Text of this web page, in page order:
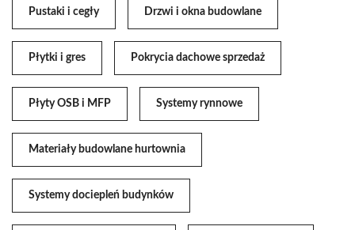
Pustaki i cegły Drzwi i okna budowlane
Płytki i gres Pokrycia dachowe sprzedaż
Płyty OSB i MFP Systemy rynnowe
Materiały budowlane hurtownia
Systemy dociepleń budynków